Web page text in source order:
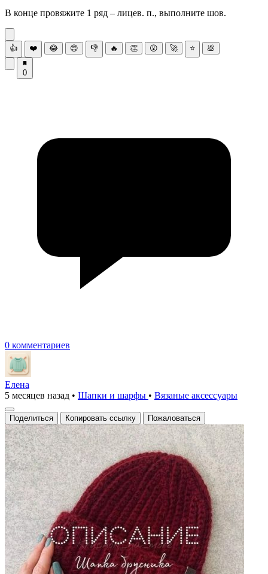
В конце провяжите 1 ряд – лицев. п., выполните шов.
👍 ❤️ 😂 😍 👎 🔥 👏 😮 🚀 ⭐ 💩
0
0 комментариев
Елена
5 месяцев назад • Шапки и шарфы • Вязаные аксесcуары
Поделиться Копировать ссылку Пожаловаться